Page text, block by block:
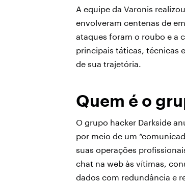
A equipe da Varonis
envolveram centenas de
ataques foram o roubo e a
principais táticas, técnicas
de sua trajetória.
Quem é o
O grupo hacker Darkside
por meio de um
suas operações
chat na web às vítimas,
dados com redundância e